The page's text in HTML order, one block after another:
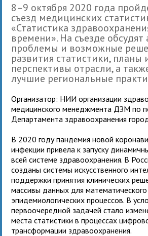
8–9 октября 2020 года
съезд медицинских
«Статистика
времени». На съезде обсудят
проблемы и возможные
развития статистики, планы
перспективы отрасли, а
лучшие региональные
Организатор: НИИ организации
медицинского менеджмента ДЗМ по
Департамента здравоохранения
В 2020 году пандемия новой
инфекции привела к запуску
всей системе здравоохранения. В
созданы системы искусственного
поддержки принятия клинических
массивы данных для
эпидемиологических процессов. В
первоочередной задачей стало
места статистики в процессах
трансформации здравоохранения.